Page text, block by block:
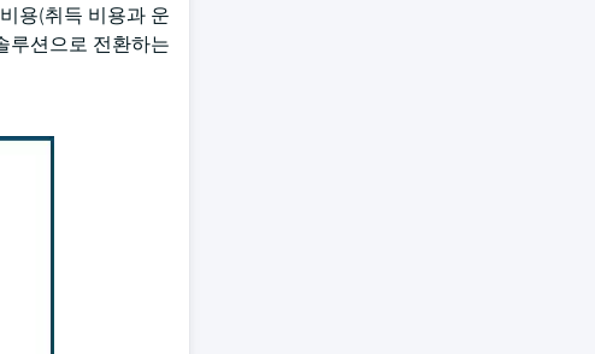
용(취득 비용과 운
루션으로 전환하는